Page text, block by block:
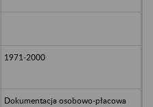
1971-2000
Dokumentacja osobowo-płacowa